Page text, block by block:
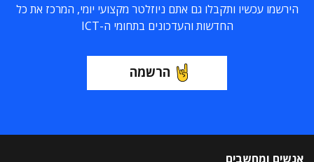
הירשמו עכשיו ותקבלו גם אתם ניוזלטר מקצועי יומי, המרכז את כל
החדשות והעדכונים בתחומי ה-ICT
הרשמה
אנשים ומחשבים